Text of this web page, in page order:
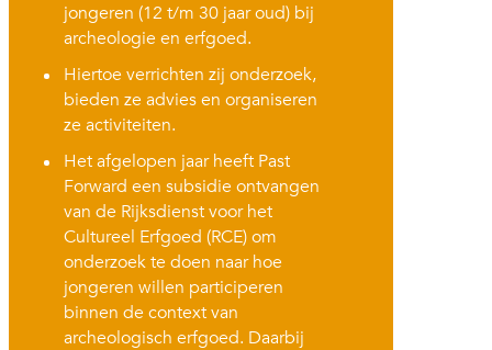
jongeren (12 t/m 30 jaar oud) bij
archeologie en erfgoed.
Hiertoe verrichten zij onderzoek,
bieden ze advies en organiseren
ze activiteiten.
Het afgelopen jaar heeft Past
Forward een subsidie ontvangen
van de Rijksdienst voor het
Cultureel Erfgoed (RCE) om
onderzoek te doen naar hoe
jongeren willen participeren
binnen de context van
archeologisch erfgoed. Daarbij